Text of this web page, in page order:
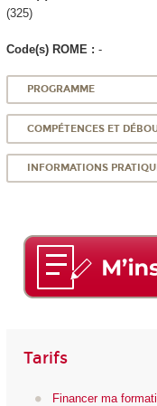
(325)
Code(s) ROME : -
PROGRAMME
COMPÉTENCES ET
INFORMATIONS
Tarifs
Financer ma